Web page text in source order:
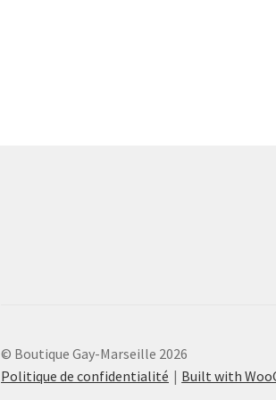
© Boutique Gay-Marseille 2026
Politique de confidentialité
Built with